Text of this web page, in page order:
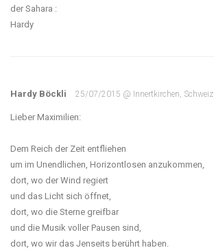
der Sahara :
Hardy
Hardy Böckli 25/07/2015 @ Innertkirchen, Schweiz
Lieber Maximilien:
Dem Reich der Zeit entfliehen
um im Unendlichen, Horizontlosen anzukommen,
dort, wo der Wind regiert
und das Licht sich öffnet,
dort, wo die Sterne greifbar
und die Musik voller Pausen sind,
dort, wo wir das Jenseits berührt haben.